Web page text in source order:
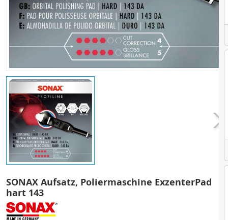
SONAX Aufsatz, Poliermaschine ExzenterPad
hart 143